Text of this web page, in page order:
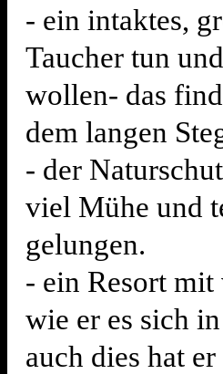
- ein intaktes,
Taucher tun
wollen- das
dem langen
- der
viel Mühe und
gelungen.
- ein Resort
wie er es sich
auch dies hat